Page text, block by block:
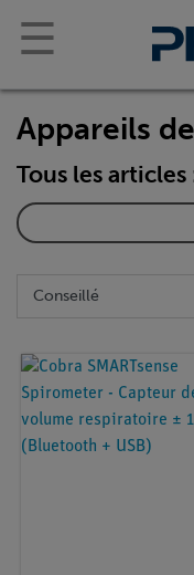
☰
Appareils
Tous les